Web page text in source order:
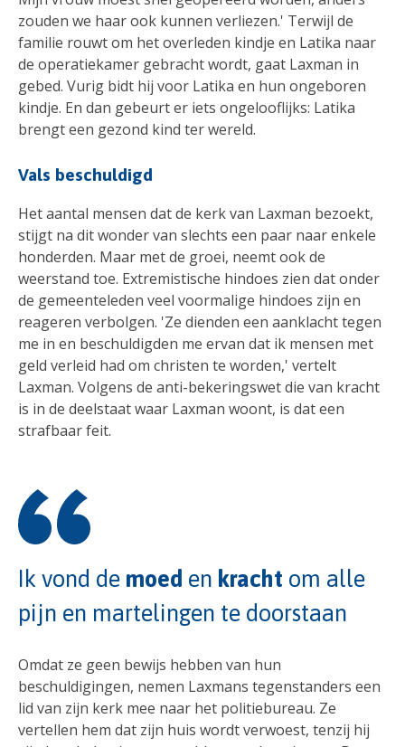
zouden we haar ook kunnen verliezen.' Terwijl de
familie rouwt om het overleden kindje en Latika naar
de operatiekamer gebracht wordt, gaat Laxman in
gebed. Vurig bidt hij voor Latika en hun ongeboren
kindje. En dan gebeurt er iets ongelooflijks: Latika
brengt een gezond kind ter wereld.
Vals beschuldigd
Het aantal mensen dat de kerk van Laxman bezoekt,
stijgt na dit wonder van slechts een paar naar enkele
honderden. Maar met de groei, neemt ook de
weerstand toe. Extremistische hindoes zien dat onder
de gemeenteleden veel voormalige hindoes zijn en
reageren verbolgen. 'Ze dienden een aanklacht tegen
me in en beschuldigden me ervan dat ik mensen met
geld verleid had om christen te worden,' vertelt
Laxman. Volgens de anti-bekeringswet die van kracht
is in de deelstaat waar Laxman woont, is dat een
strafbaar feit.
Ik vond de moed en kracht om alle
pijn en martelingen te doorstaan
Omdat ze geen bewijs hebben van hun
beschuldigingen, nemen Laxmans tegenstanders een
lid van zijn kerk mee naar het politiebureau. Ze
vertellen hem dat zijn huis wordt verwoest, tenzij hij